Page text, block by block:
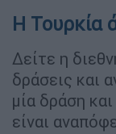
Η Τουρκία
Δείτε η
δράσεις και
μία δράση
είναι